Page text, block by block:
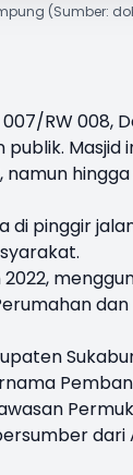
(Sumber:
RW 008,
Masjid
hingga
di pinggir
dan
dari